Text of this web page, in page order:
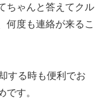
ちゃんと答えてクル
何度も連絡が来るこ
する時も便利でお
です。